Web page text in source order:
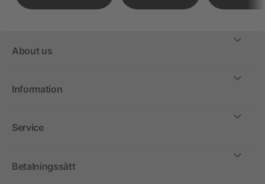
About us
Information
Service
Betalningssätt